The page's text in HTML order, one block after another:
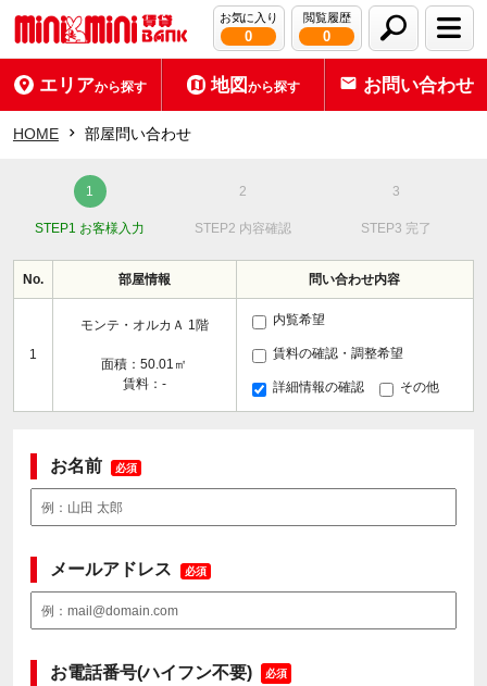
お気に入り
0
閲覧履歴
0
エリアから探す 地図から探す お問い合わせ
HOME 部屋問い合わせ
STEP1 お客様入力 STEP2 内容確認 STEP3 完了
No. 部屋情報 問い合わせ内容
1
モンテ・オルカＡ 1階
面積：50.01㎡
賃料：-
内覧希望
賃料の確認・調整希望
詳細情報の確認 その他
お名前 必須
メールアドレス 必須
お電話番号(ハイフン不要) 必須